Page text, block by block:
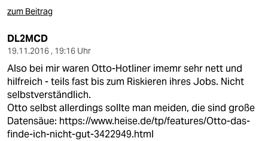
genossenschaft
epaper login
zum Beitrag
DL2MCD
19.11.2016 , 19:16 Uhr
Also bei mir waren Otto-Hotliner imemr sehr nett und
hilfreich - teils fast bis zum Riskieren ihres Jobs. Nicht
selbstverständlich.
Otto selbst allerdings sollte man meiden, die sind große
Datensäue: https://www.heise.de/tp/features/Otto-das-
finde-ich-nicht-gut-3422949.html